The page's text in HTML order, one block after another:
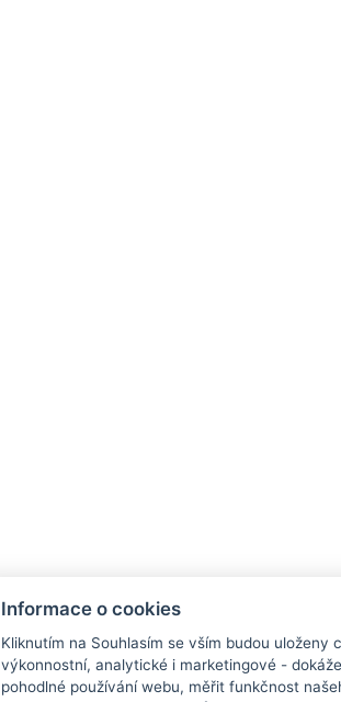
Informace o cookies
Kliknutím na Souhlasím se vším budou uloženy
výkonnostní, analytické i marketingové -
pohodlné používání webu, měřit funkčnost